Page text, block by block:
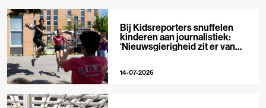
Bij Kidsreporters snuffelen
kinderen aan journalistiek:
‘Nieuwsgierigheid zit er van
14-07-2026